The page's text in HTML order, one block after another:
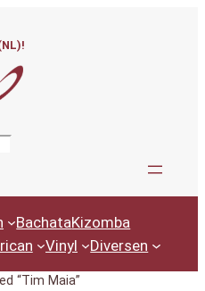
BachataKizomba
Vinyl Diversen
“Tim Maia”